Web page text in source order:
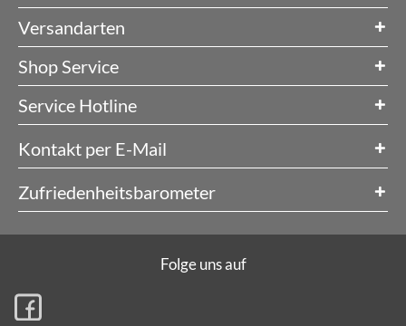
Versandarten
Shop Service
Service Hotline
Kontakt per E-Mail
Zufriedenheitsbarometer
Folge uns auf